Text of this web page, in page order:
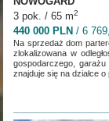
3 pok. / 65 m2
440 000 PLN / 6
Na sprzedaż dom
zlokalizowana w
gospodarczego,
znajduje się na działce o